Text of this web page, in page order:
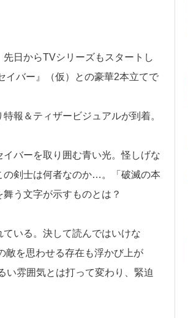
日からTVシリーズもスタートし
イバー』（仮）との豪華2本立てで
報＆ティザービジュアルが到着。
バーを取り囲む青い光。怪しげな
の剣士は何者なのか…。「破滅の本
う文字が示すものとは？
いる。決して読んではいけな
敵を思わせる存在も浮かび上が
い雰囲気とは打って変わり、緊迫